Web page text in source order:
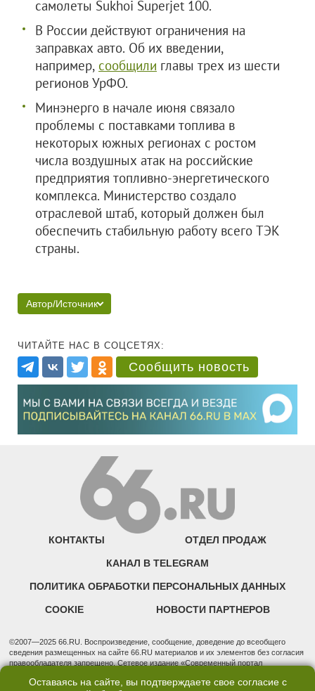
самолеты Sukhoi Superjet 100.
В России действуют ограничения на
заправках авто. Об их введении,
например, сообщили главы трех из шести
регионов УрФО.
Минэнерго в начале июня связало
проблемы с поставками топлива в
некоторых южных регионах с ростом
числа воздушных атак на российские
предприятия топливно-энергетического
комплекса. Министерство создало
отраслевой штаб, который должен был
обеспечить стабильную работу всего ТЭК
страны.
Автор/Источник
ЧИТАЙТЕ НАС В СОЦСЕТЯХ:
Сообщить новость
КОНТАКТЫ ОТДЕЛ ПРОДАЖ
КАНАЛ В TELEGRAM
ПОЛИТИКА ОБРАБОТКИ ПЕРСОНАЛЬНЫХ ДАННЫХ
COOKIE НОВОСТИ ПАРТНЕРОВ
©2007—2025 66.RU. Воспроизведение, сообщение, доведение до всеобщего
сведения размещенных на сайте 66.RU материалов и их элементов без согласия
правообладателя запрещено. Сетевое издание «Современный портал
надзору в сфере связи, информационных технологий и массовых коммуникаций
Оставаясь на сайте, вы подтверждаете свое согласие с